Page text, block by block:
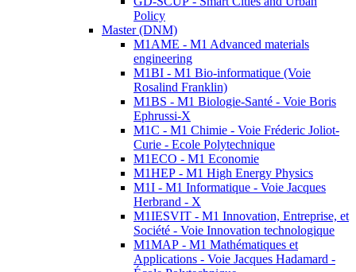
Policy
Master (DNM)
M1AME - M1 Advanced materials
engineering
M1BI - M1 Bio-informatique (Voie
Rosalind Franklin)
M1BS - M1 Biologie-Santé - Voie Boris
Ephrussi-X
M1C - M1 Chimie - Voie Fréderic Joliot-
Curie - Ecole Polytechnique
M1ECO - M1 Economie
M1HEP - M1 High Energy Physics
M1I - M1 Informatique - Voie Jacques
Herbrand - X
M1IESVIT - M1 Innovation, Entreprise, et
Société - Voie Innovation technologique
M1MAP - M1 Mathématiques et
Applications - Voie Jacques Hadamard -